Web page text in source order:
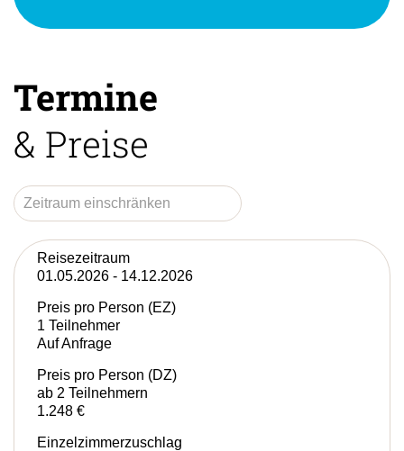
Termine
& Preise
Reisezeitraum
01.05.2026 - 14.12.2026
Preis pro Person (EZ)
1 Teilnehmer
Auf Anfrage
Preis pro Person (DZ)
ab 2 Teilnehmern
1.248 €
Einzelzimmerzuschlag